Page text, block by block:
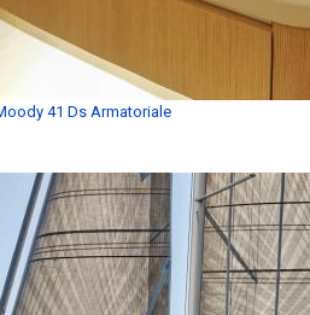
41 Ds Armatoriale